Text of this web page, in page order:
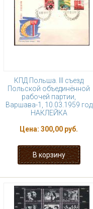
КПД Польша. III съезд
Польской объединённой
рабочей партии,
Варшава-1, 10.03.1959 год
НАКЛЕЙКА
Цена: 300,00 руб.